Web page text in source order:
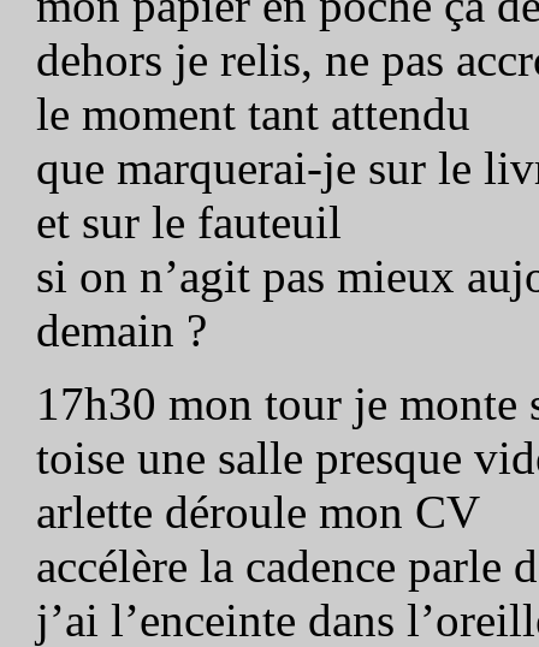
dehors je relis, ne pas
le moment tant attendu
que marquerai-je sur le
et sur le fauteuil
si on n’agit pas mieux
demain ?
17h30 mon tour je monte
toise une salle presque
arlette déroule mon CV
accélère la cadence parle
j’ai l’enceinte dans